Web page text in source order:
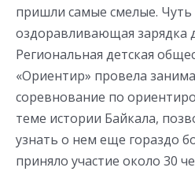
пришли самые смелые. Чуть
оздоравливающая зарядка
Региональная детская
«Ориентир» провела
соревнование по
теме истории Байкала,
узнать о нем еще гораздо
приняло участие около 30